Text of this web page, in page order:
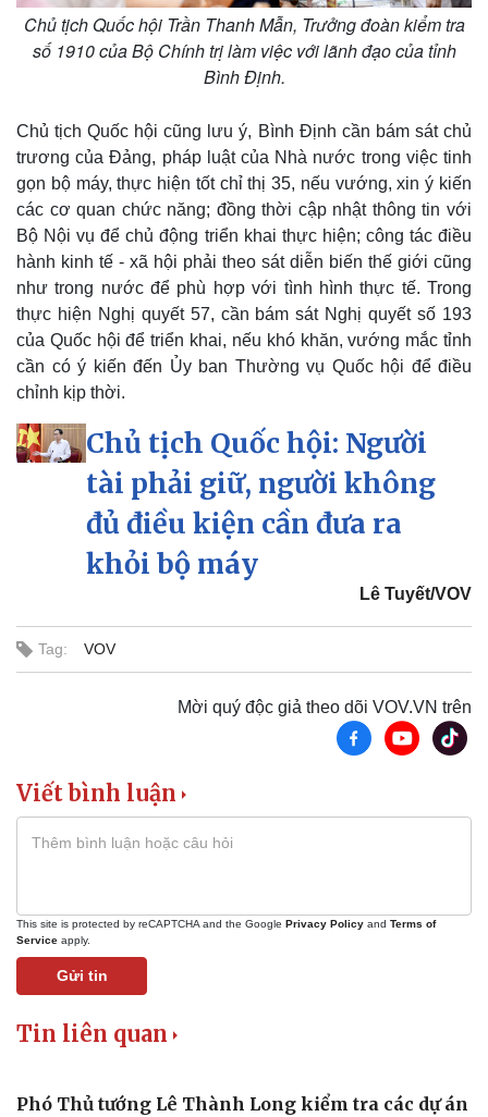
Sân khấu - Điện ảnh
Giải trí
Nghệ sĩ
Thời trang
Chủ tịch Quốc hội Trần Thanh Mẫn, Trưởng đoàn kiểm tra
số 1910 của Bộ Chính trị làm việc với lãnh đạo của tỉnh
Bình Định.
Chủ tịch Quốc hội cũng lưu ý, Bình Định cần bám sát chủ
trương của Đảng, pháp luật của Nhà nước trong việc tinh
gọn bộ máy, thực hiện tốt chỉ thị 35, nếu vướng, xin ý kiến
các cơ quan chức năng; đồng thời cập nhật thông tin với
Bộ Nội vụ để chủ động triển khai thực hiện; công tác điều
hành kinh tế - xã hội phải theo sát diễn biến thế giới cũng
như trong nước để phù hợp với tình hình thực tế. Trong
thực hiện Nghị quyết 57, cần bám sát Nghị quyết số 193
của Quốc hội để triển khai, nếu khó khăn, vướng mắc tỉnh
cần có ý kiến đến Ủy ban Thường vụ Quốc hội để điều
chỉnh kịp thời.
Chủ tịch Quốc hội: Người
tài phải giữ, người không
đủ điều kiện cần đưa ra
khỏi bộ máy
Lê Tuyết/VOV
Tag: VOV
Mời quý độc giả theo dõi VOV.VN trên
Viết bình luận
This site is protected by reCAPTCHA and the Google Privacy Policy and Terms of
Service apply.
Gửi tin
Tin liên quan
Phó Thủ tướng Lê Thành Long kiểm tra các dự án